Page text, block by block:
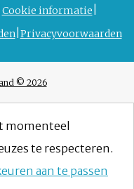
Cookie informatie
Privacyvoorwaarden
© 2026
momenteel
te respecteren.
aan te passen